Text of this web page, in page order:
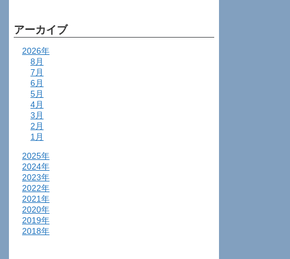
アーカイブ
2026年
8月
7月
6月
5月
4月
3月
2月
1月
2025年
2024年
2023年
2022年
2021年
2020年
2019年
2018年